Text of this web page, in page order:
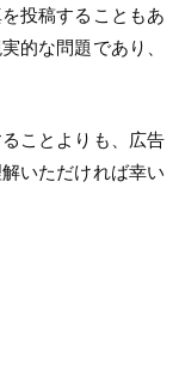
投稿することもあ
的な問題であり、
ことよりも、広告
いただければ幸い